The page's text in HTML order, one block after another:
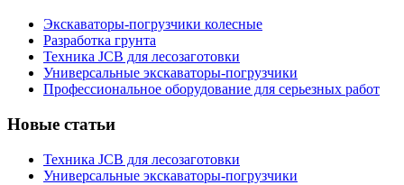
Экскаваторы-погрузчики колесные
Разработка грунта
Техника JCB для лесозаготовки
Универсальные экскаваторы-погрузчики
Профессиональное оборудование для серьезных работ
Новые статьи
Техника JCB для лесозаготовки
Универсальные экскаваторы-погрузчики